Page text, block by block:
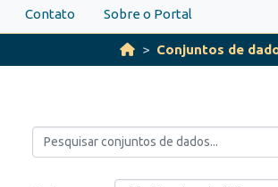
Contato Sobre o Portal
Conjuntos de